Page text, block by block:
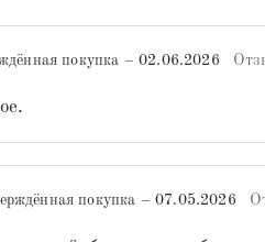
покупка – 02.06.2026
покупка – 07.05.2026